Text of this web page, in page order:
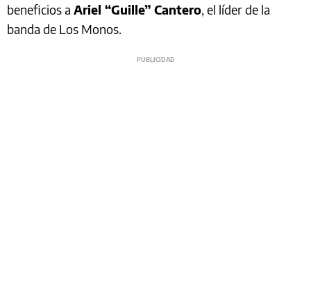
beneficios a Ariel “Guille” Cantero, el líder de la
banda de Los Monos.